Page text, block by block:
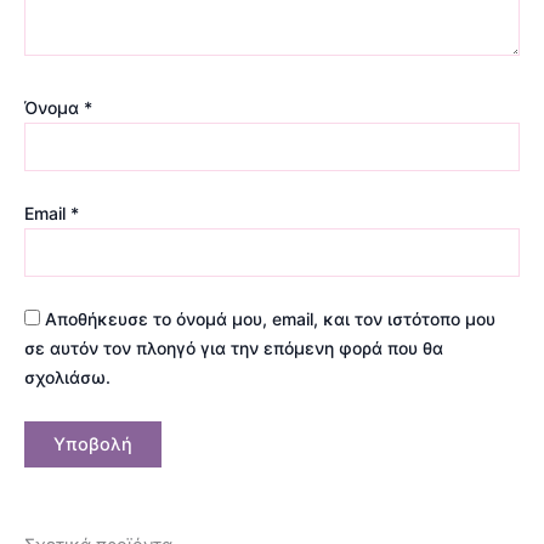
Όνομα *
Email *
Αποθήκευσε το όνομά μου, email, και τον ιστότοπο μου
σε αυτόν τον πλοηγό για την επόμενη φορά που θα
σχολιάσω.